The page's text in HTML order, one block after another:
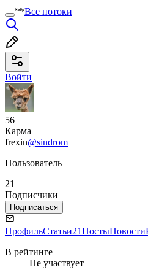
Все потоки
Войти
56
Карма
frexin@sindrom
Пользователь
21
Подписчики
Подписаться
ПрофильСтатьи21ПостыНовости
В рейтинге
Не участвует